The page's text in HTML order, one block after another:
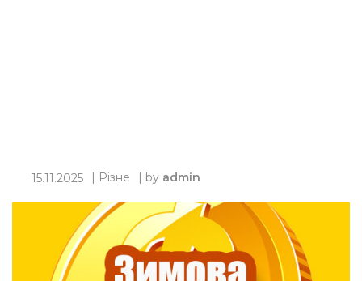
15.11.2025 | Різне | by admin